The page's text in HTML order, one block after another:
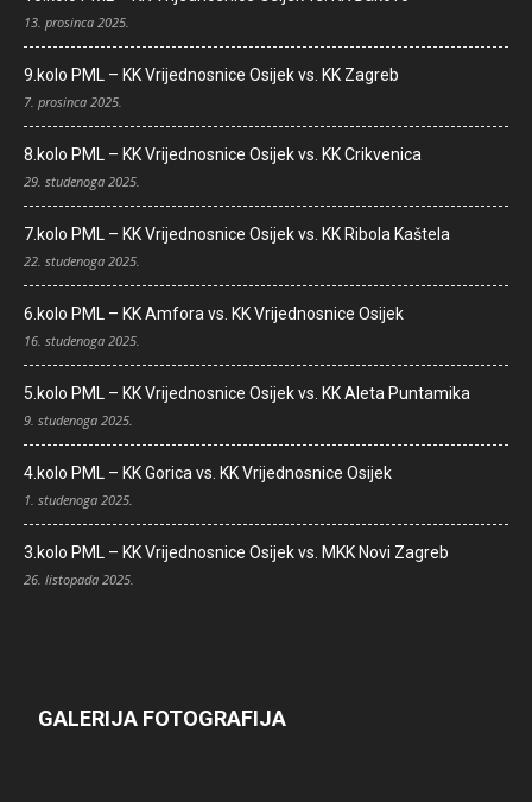
13. prosinca 2025.
9.kolo PML – KK Vrijednosnice Osijek vs. KK Zagreb
7. prosinca 2025.
8.kolo PML – KK Vrijednosnice Osijek vs. KK Crikvenica
29. studenoga 2025.
7.kolo PML – KK Vrijednosnice Osijek vs. KK Ribola Kaštela
22. studenoga 2025.
6.kolo PML – KK Amfora vs. KK Vrijednosnice Osijek
16. studenoga 2025.
5.kolo PML – KK Vrijednosnice Osijek vs. KK Aleta Puntamika
9. studenoga 2025.
4.kolo PML – KK Gorica vs. KK Vrijednosnice Osijek
1. studenoga 2025.
3.kolo PML – KK Vrijednosnice Osijek vs. MKK Novi Zagreb
26. listopada 2025.
GALERIJA FOTOGRAFIJA